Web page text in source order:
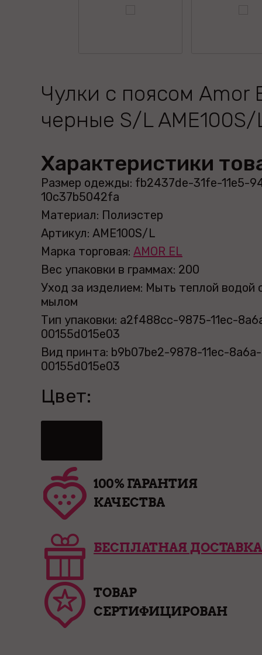
Чулки с поясом Amor
черные S/L AME100S/
Характеристики
Размер одежды: fb2437de-31fe-11e5-
10c37b5042fa
Материал: Полиэстер
Артикул: AME100S/L
Марка торговая: AMOR EL
Вес упаковки в граммах: 200
Уход за изделием: Мыть теплой водой
мылом
Тип упаковки: a2f488cc-9875-11ec-
00155d015e03
Вид принта: b9b07be2-9878-11ec-8a6a-
00155d015e03
Цвет:
100% ГАРАНТИЯ
КАЧЕСТВА
БЕСПЛАТНАЯ ДОСТАВКА
ТОВАР
СЕРТИФИЦИРОВАН